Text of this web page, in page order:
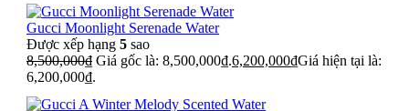
Gucci Moonlight Serenade Water
Được xếp hạng 5 sao
8,500,000₫ Giá gốc là: 8,500,000₫.6,200,000₫Giá hiện tại là:
6,200,000₫.